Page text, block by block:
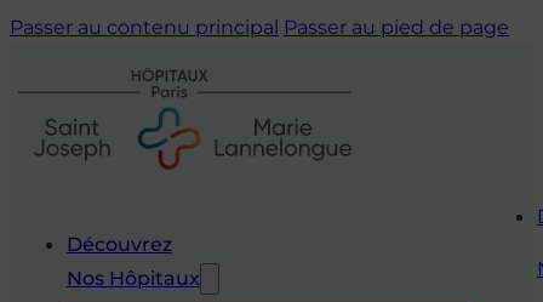
Passer au contenu principal Passer au pied de page
Découvrez
Nos Hôpitaux